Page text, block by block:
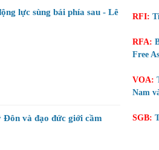
lực sùng bái phía sau - Lê
Đôn và đạo đức giới cầm
RFI:
RFA:
Free
VOA:
Nam
SGB: